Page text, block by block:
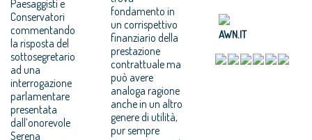
Paesaggisti e
Conservatori
commentando
la risposta del
sottosegretario
ad una
interrogazione
parlamentare
presentata
dall’onorevole
Serena
fondamento in
un corrispettivo
finanziario della
prestazione
contrattuale ma
può avere
analoga ragione
anche in un altro
genere di utilità,
pur sempre
AWN.IT